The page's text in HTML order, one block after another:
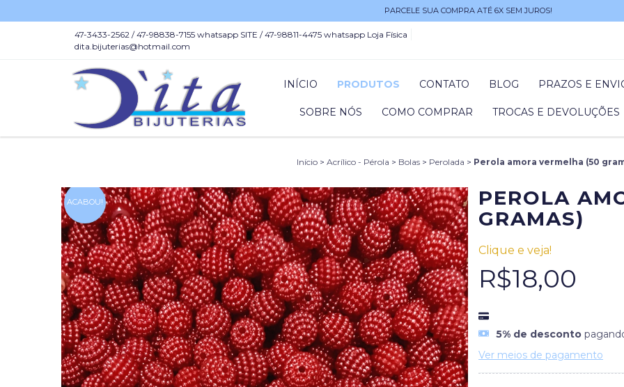
PARCELE SUA COMPRA ATÉ 6X SEM JUROS!
47-3433-2562 / 47-98838-7155 whatsapp SITE / 47-98811-4475 whatsapp Loja Física
dita.bijuterias@hotmail.com
INÍCIO PRODUTOS CONTATO BLOG PRAZOS E
SOBRE NÓS COMO COMPRAR TROCAS E DEVOLUÇÕES
Início > Acrílico - Pérola > Bolas > Perolada > Perola amora vermelha (50
ACABOU!
PEROLA
GRAMAS)
Clique e veja!
R$18,00
5% de desconto
Ver meios de pagamento